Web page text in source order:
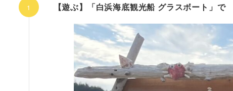
【遊ぶ】「白浜海底観光船 グラスボート」で